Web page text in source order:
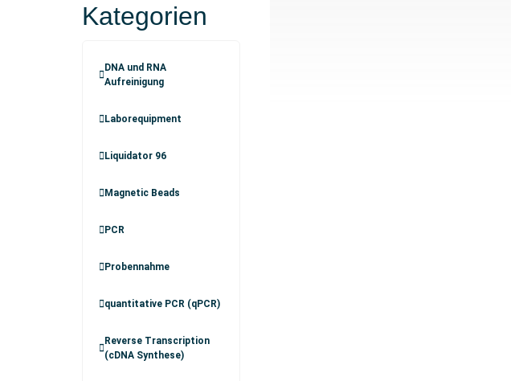
Kategorien
DNA und RNA
Aufreinigung
Laborequipment
Liquidator 96
Magnetic Beads
PCR
Probennahme
quantitative PCR (qPCR)
Reverse Transcription
(cDNA Synthese)